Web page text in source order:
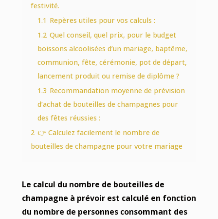
festivité.
1.1 Repères utiles pour vos calculs :
1.2 Quel conseil, quel prix, pour le budget
boissons alcoolisées d’un mariage, baptême,
communion, fête, cérémonie, pot de départ,
lancement produit ou remise de diplôme ?
1.3 Recommandation moyenne de prévision
d’achat de bouteilles de champagnes pour
des fêtes réussies :
2 👉 Calculez facilement le nombre de
bouteilles de champagne pour votre mariage
Le calcul du nombre de bouteilles de
champagne à prévoir est calculé en fonction
du nombre de personnes consommant des